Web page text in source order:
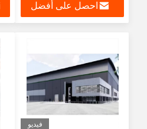
احصل على أفضل
فيديو